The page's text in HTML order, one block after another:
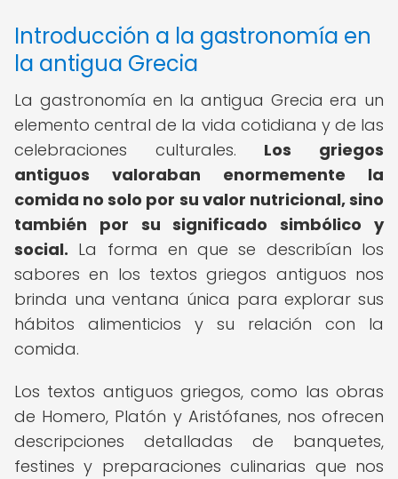
Introducción a la gastronomía en
la antigua Grecia
La gastronomía en la antigua Grecia era un
elemento central de la vida cotidiana y de las
celebraciones culturales. Los griegos
antiguos valoraban enormemente la
comida no solo por su valor nutricional, sino
también por su significado simbólico y
social. La forma en que se describían los
sabores en los textos griegos antiguos nos
brinda una ventana única para explorar sus
hábitos alimenticios y su relación con la
comida.
Los textos antiguos griegos, como las obras
de Homero, Platón y Aristófanes, nos ofrecen
descripciones detalladas de banquetes,
festines y preparaciones culinarias que nos